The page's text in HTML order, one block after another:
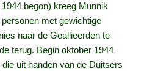
begon) kreeg Munnik
met gewichtige
naar de Geallieerden te
terug. Begin oktober 1944
uit handen van de Duitsers